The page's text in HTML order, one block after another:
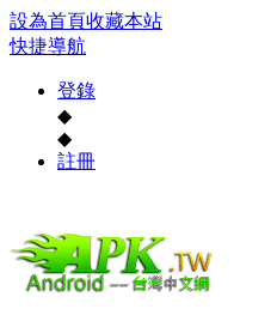
設為首頁收藏本站
快捷導航
登錄
◆
◆
註冊